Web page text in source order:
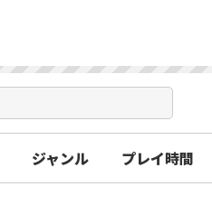
ジャンル プレイ時間